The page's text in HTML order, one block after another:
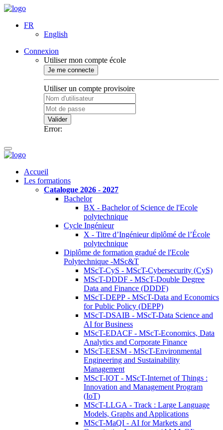
FR
English
Connexion
Utiliser mon compte école
Je me connecte
Utiliser un compte provisoire
Valider
Error:
Accueil
Les formations
Catalogue 2026 - 2027
Bachelor
BX - Bachelor of Science de l'Ecole
polytechnique
Cycle Ingénieur
X - Titre d’Ingénieur diplômé de l’École
polytechnique
Diplôme de formation gradué de l'Ecole
Polytechnique -MSc&T
MScT-CyS - MScT-Cybersecurity (CyS)
MScT-DDDF - MScT-Double Degree
Data and Finance (DDDF)
MScT-DEPP - MScT-Data and Economics
for Public Policy (DEPP)
MScT-DSAIB - MScT-Data Science and
AI for Business
MScT-EDACF - MScT-Economics, Data
Analytics and Corporate Finance
MScT-EESM - MScT-Environmental
Engineering and Sustainability
Management
MScT-IOT - MScT-Internet of Things :
Innovation and Management Program
(IoT)
MScT-LLGA - Track : Large Language
Models, Graphs and Applications
MScT-MaQI - AI for Markets and